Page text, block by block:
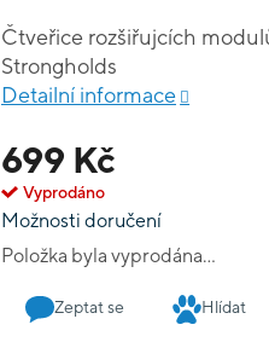
699 Kč
Vyprodáno
Možnosti doručení
Položka byla vyprodána…
Čtveřice rozšiřujcích
Strongholds
Detailní informace
Zeptat se Hlídat